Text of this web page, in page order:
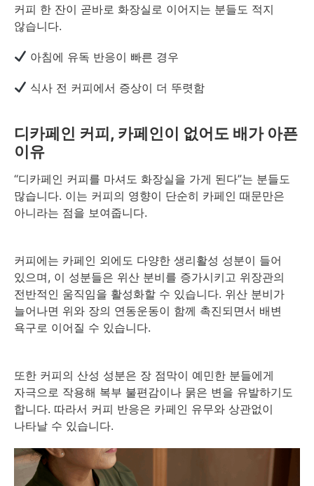
커피 한 잔이 곧바로 화장실로 이어지는 분들도 적지
않습니다.
아침에 유독 반응이 빠른 경우
식사 전 커피에서 증상이 더 뚜렷함
디카페인 커피, 카페인이 없어도 배가 아픈
이유
“디카페인 커피를 마셔도 화장실을 가게 된다”는 분들도
많습니다. 이는 커피의 영향이 단순히 카페인 때문만은
아니라는 점을 보여줍니다.
커피에는 카페인 외에도 다양한 생리활성 성분이 들어
있으며, 이 성분들은 위산 분비를 증가시키고 위장관의
전반적인 움직임을 활성화할 수 있습니다. 위산 분비가
늘어나면 위와 장의 연동운동이 함께 촉진되면서 배변
욕구로 이어질 수 있습니다.
또한 커피의 산성 성분은 장 점막이 예민한 분들에게
자극으로 작용해 복부 불편감이나 묽은 변을 유발하기도
합니다. 따라서 커피 반응은 카페인 유무와 상관없이
나타날 수 있습니다.